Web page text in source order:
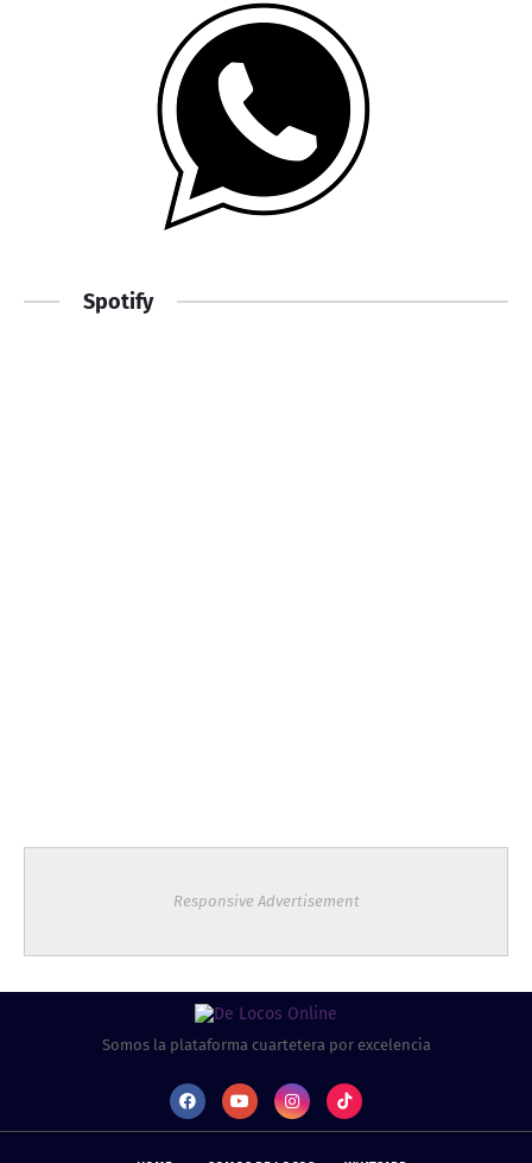
Spotify
Responsive Advertisement
Somos la plataforma cuartetera por excelencia